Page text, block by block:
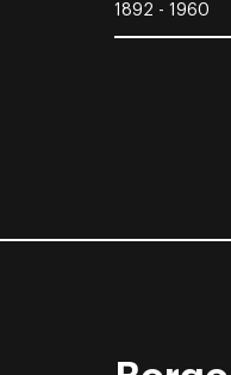
1892 - 1960